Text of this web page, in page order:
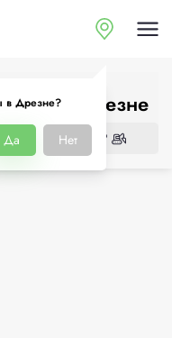
в Дрезне?
Да Нет
в Дрезне
Нужен демонтаж?